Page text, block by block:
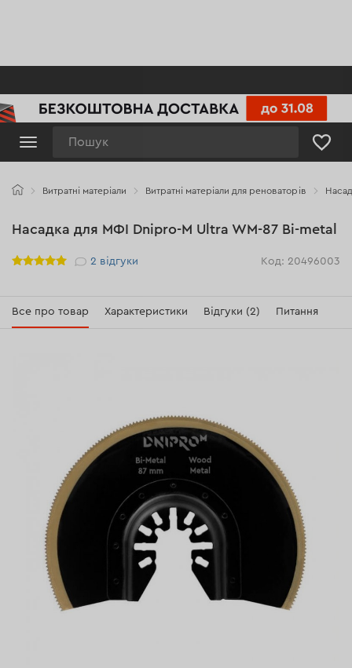
Витратні матеріали Витратні матеріали для реноваторів
Насадка для МФІ Dnipro-M Ultra WM-87 Bi-metal
Рейтинг 2 відгуки Код: 20496003
Все про товар Характеристики Відгуки (2) Питання